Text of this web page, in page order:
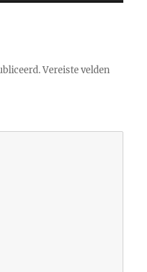
Vereiste velden